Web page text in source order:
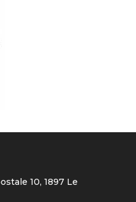
10, 1897 Le